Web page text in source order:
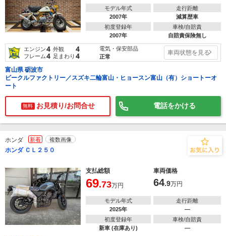
モデル年式
2007年
走行距離
減算歴車
初度登録年
2007年
車検/自賠責
自賠責保険無し
エンジン4 外観 4
フレーム4 足まわり 4
電気・保安部品
正常
車両状態を見る
富山県 砺波市
ビークルファクトリー／スズキ二輪富山・ヒョースン富山（有）ショートーオ
ート
無料 お見積り/お問合せ 電話をかける
ホンダ 新着 複数画像
ホンダ ＣＬ２５０
支払総額 車両価格
69.73万円 64.9万円
モデル年式
2025年
走行距離
―
初度登録年
新車 (在庫あり)
車検/自賠責
―